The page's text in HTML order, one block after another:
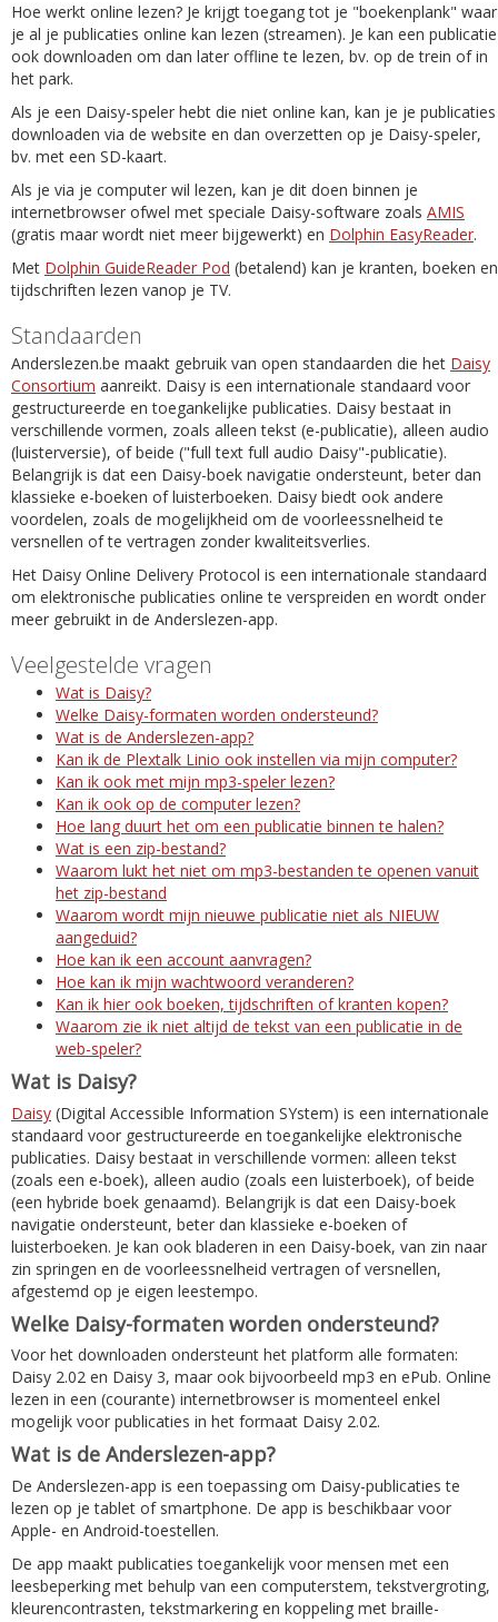
Hoe werkt online lezen? Je krijgt toegang tot je "boekenplank" waar
je al je publicaties online kan lezen (streamen). Je kan een publicatie
ook downloaden om dan later offline te lezen, bv. op de trein of in
het park.
Als je een Daisy-speler hebt die niet online kan, kan je je publicaties
downloaden via de website en dan overzetten op je Daisy-speler,
bv. met een SD-kaart.
Als je via je computer wil lezen, kan je dit doen binnen je
internetbrowser ofwel met speciale Daisy-software zoals AMIS
(gratis maar wordt niet meer bijgewerkt) en Dolphin EasyReader.
Met Dolphin GuideReader Pod (betalend) kan je kranten, boeken en
tijdschriften lezen vanop je TV.
Standaarden
Anderslezen.be maakt gebruik van open standaarden die het Daisy
Consortium aanreikt. Daisy is een internationale standaard voor
gestructureerde en toegankelijke publicaties. Daisy bestaat in
verschillende vormen, zoals alleen tekst (e-publicatie), alleen audio
(luisterversie), of beide ("full text full audio Daisy"-publicatie).
Belangrijk is dat een Daisy-boek navigatie ondersteunt, beter dan
klassieke e-boeken of luisterboeken. Daisy biedt ook andere
voordelen, zoals de mogelijkheid om de voorleessnelheid te
versnellen of te vertragen zonder kwaliteitsverlies.
Het Daisy Online Delivery Protocol is een internationale standaard
om elektronische publicaties online te verspreiden en wordt onder
meer gebruikt in de Anderslezen-app.
Veelgestelde vragen
Wat is Daisy?
Welke Daisy-formaten worden ondersteund?
Wat is de Anderslezen-app?
Kan ik de Plextalk Linio ook instellen via mijn computer?
Kan ik ook met mijn mp3-speler lezen?
Kan ik ook op de computer lezen?
Hoe lang duurt het om een publicatie binnen te halen?
Wat is een zip-bestand?
Waarom lukt het niet om mp3-bestanden te openen vanuit
het zip-bestand
Waarom wordt mijn nieuwe publicatie niet als NIEUW
aangeduid?
Hoe kan ik een account aanvragen?
Hoe kan ik mijn wachtwoord veranderen?
Kan ik hier ook boeken, tijdschriften of kranten kopen?
Waarom zie ik niet altijd de tekst van een publicatie in de
web-speler?
Wat is Daisy?
Daisy (Digital Accessible Information SYstem) is een internationale
standaard voor gestructureerde en toegankelijke elektronische
publicaties. Daisy bestaat in verschillende vormen: alleen tekst
(zoals een e-boek), alleen audio (zoals een luisterboek), of beide
(een hybride boek genaamd). Belangrijk is dat een Daisy-boek
navigatie ondersteunt, beter dan klassieke e-boeken of
luisterboeken. Je kan ook bladeren in een Daisy-boek, van zin naar
zin springen en de voorleessnelheid vertragen of versnellen,
afgestemd op je eigen leestempo.
Welke Daisy-formaten worden ondersteund?
Voor het downloaden ondersteunt het platform alle formaten:
Daisy 2.02 en Daisy 3, maar ook bijvoorbeeld mp3 en ePub. Online
lezen in een (courante) internetbrowser is momenteel enkel
mogelijk voor publicaties in het formaat Daisy 2.02.
Wat is de Anderslezen-app?
De Anderslezen-app is een toepassing om Daisy-publicaties te
lezen op je tablet of smartphone. De app is beschikbaar voor
Apple- en Android-toestellen.
De app maakt publicaties toegankelijk voor mensen met een
leesbeperking met behulp van een computerstem, tekstvergroting,
kleurencontrasten, tekstmarkering en koppeling met braille-